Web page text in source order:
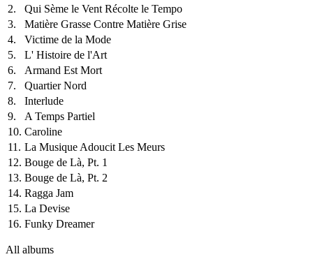
2.
Qui Sème le Vent Récolte le Tempo
3.
Matière Grasse Contre Matière Grise
4.
Victime de la Mode
5.
L' Histoire de l'Art
6.
Armand Est Mort
7.
Quartier Nord
8.
Interlude
9.
A Temps Partiel
10. Caroline
11. La Musique Adoucit Les Meurs
12. Bouge de Là, Pt. 1
13. Bouge de Là, Pt. 2
14. Ragga Jam
15. La Devise
16. Funky Dreamer
All albums